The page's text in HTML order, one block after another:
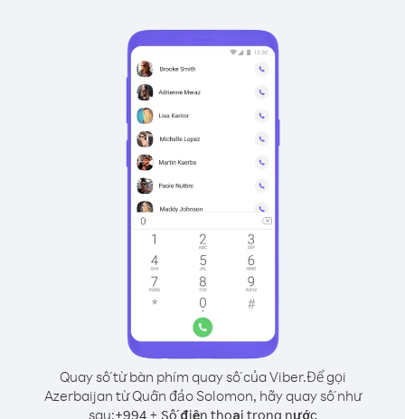
Quay số từ bàn phím quay số của Viber.Để gọi
Azerbaijan từ Quần đảo Solomon, hãy quay số như
sau:+994+ Số điện thoại trong nước